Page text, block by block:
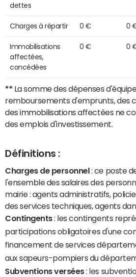
dettes
Charges à répartir 0 € 0
Immobilisations
affectées,
concédées
0 € 0
** La somme des dépenses
remboursements d'emprunts, des
des immobilisations affectées ne
des emplois d'investissement.
Définitions :
Charges de personnel : ce poste
l'ensemble des salaires des
mairie : agents administratifs,
des services techniques, agents
Contingents: les contingents
participations obligatoires d'une
financement de services
aux sapeurs-pompiers du
Subventions versées: les